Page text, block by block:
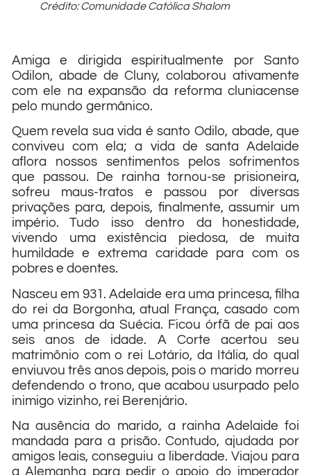
Crédito: Comunidade Católica Shalom
Amiga e dirigida espiritualmente por San­to
Odilon, abade de Cluny, cola­borou ativamente
com ele na ex­pansão da reforma cluniacense
pelo mundo germânico.
Quem revela sua vida é santo Odilo, abade, que
conviveu com ela; a vida de santa Adelaide
aflora nossos sentimentos pelos sofrimentos
que passou. De rainha tornou-se prisioneira,
sofreu maus-tratos e passou por diversas
privações para, depois, finalmente, assumir um
império. Tudo isso dentro da honestidade,
vivendo uma existência piedosa, de muita
humildade e extrema caridade para com os
pobres e doentes.
Nasceu em 931. Adelaide era uma princesa, filha
do rei da Borgonha, atual França, casado com
uma princesa da Suécia. Ficou órfã de pai aos
seis anos de idade. A Corte acertou seu
matrimônio com o rei Lotário, da Itália, do qual
enviuvou três anos depois, pois o marido morreu
defendendo o trono, que acabou usurpado pelo
inimigo vizinho, rei Berenjário.
Na ausência do marido, a rainha Adelaide foi
mandada para a prisão. Contudo, ajudada por
amigos leais, conseguiu a liberdade. Viajou para
a Alemanha para pedir o apoio do imperador